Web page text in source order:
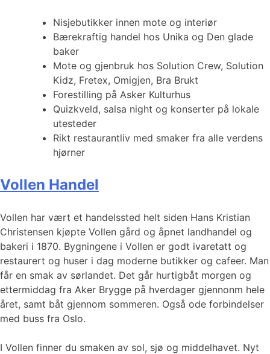
Nisjebutikker innen mote og interiør
Bærekraftig handel hos Unika og Den glade
baker
Mote og gjenbruk hos Solution Crew, Solution
Kidz, Fretex, Omigjen, Bra Brukt
Forestilling på Asker Kulturhus
Quizkveld, salsa night og konserter på lokale
utesteder
Rikt restaurantliv med smaker fra alle verdens
hjørner
Vollen Handel
Vollen har vært et handelssted helt siden Hans Kristian
Christensen kjøpte Vollen gård og åpnet landhandel og
bakeri i 1870. Bygningene i Vollen er godt ivaretatt og
restaurert og huser i dag moderne butikker og cafeer. Man
får en smak av sørlandet. Det går hurtigbåt morgen og
ettermiddag fra Aker Brygge på hverdager gjennonm hele
året, samt båt gjennom sommeren. Også ode forbindelser
med buss fra Oslo.
I Vollen finner du smaken av sol, sjø og middelhavet. Nyt